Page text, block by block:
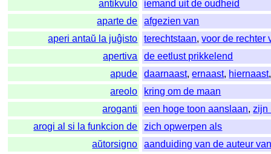
antikvulo
iemand uit de oudheid
aparte de
afgezien van
aperi antaŭ la juĝisto
terechtstaan,voor de rechter
apertiva
de eetlust prikkelend
apude
daarnaast,ernaast, hiernaast
areolo
kring om de maan
aroganti
een hoge toon aanslaan,zijn
arogi al si la funkcion de
zich opwerpen als
aŭtorsigno
aanduiding van de auteur